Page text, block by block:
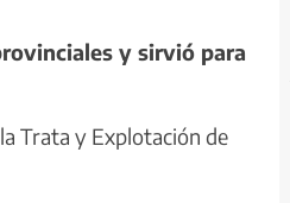
y sirvió para
Trata y Explotación de